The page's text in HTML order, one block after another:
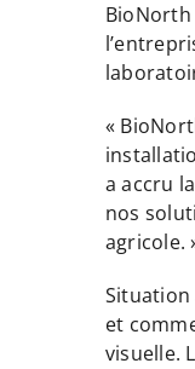
BioNorth
«
a accru
nos
agricole.
Situation
et
visuelle.